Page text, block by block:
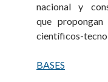
nacional y
que
científicos-
BASES